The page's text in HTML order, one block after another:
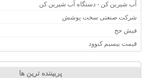
آب شیرین کن - دستگاه آب شیرین کن
شرکت صنعتی سخت پوشش
فیش حج
قیمت بیسیم کنوود
پربیننده ترین ها